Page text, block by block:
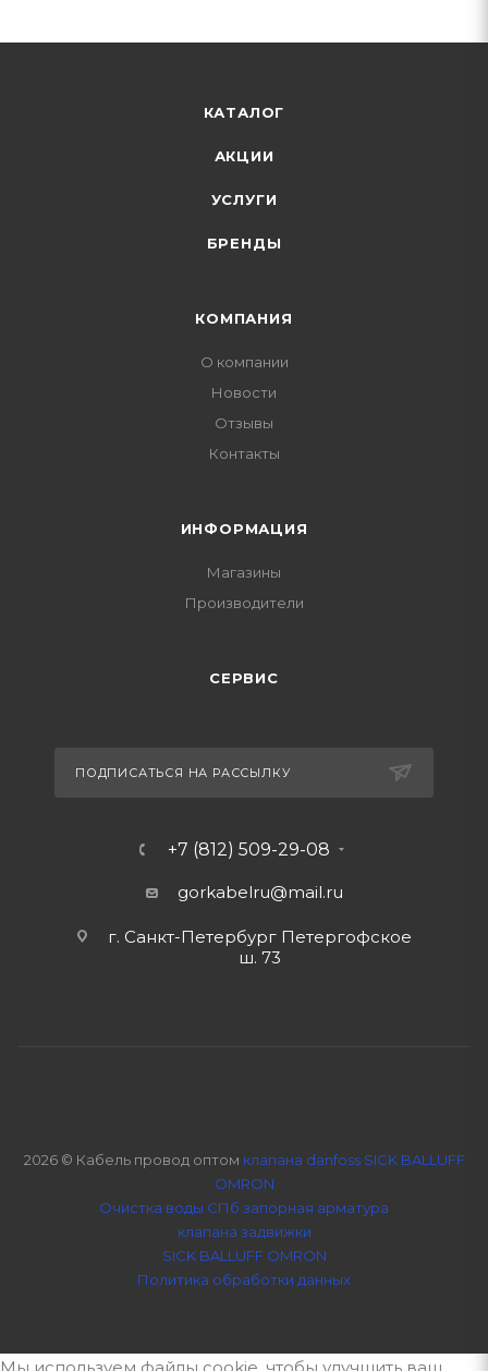
КАТАЛОГ
АКЦИИ
УСЛУГИ
БРЕНДЫ
КОМПАНИЯ
О компании
Новости
Отзывы
Контакты
ИНФОРМАЦИЯ
Магазины
Производители
СЕРВИС
ПОДПИСАТЬСЯ НА РАССЫЛКУ
+7 (812) 509-29-08
gorkabelru@mail.ru
г. Санкт-Петербург Петергофское
ш. 73
2026 © Кабель провод оптом клапана danfoss SICK BALLUFF
OMRON
Очистка воды СПб запорная арматура
клапана задвижки
SICK BALLUFF OMRON
Политика обработки данных